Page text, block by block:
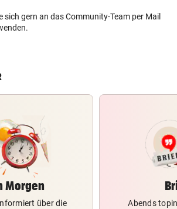
sich gern an das Community-Team per Mail
Morgen
über die
Abends